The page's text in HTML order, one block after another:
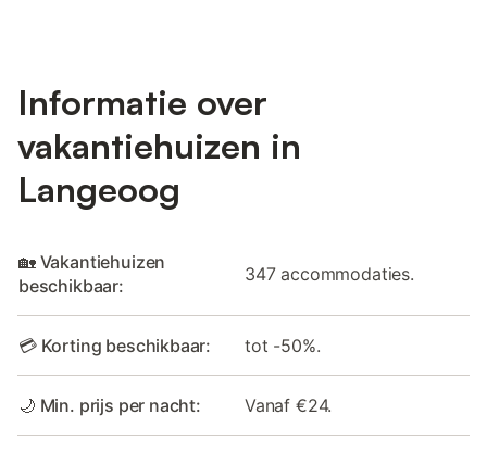
Informatie over
vakantiehuizen in
Langeoog
🏡 Vakantiehuizen
beschikbaar:
347 accommodaties.
💳 Korting beschikbaar: tot -50%.
🌙 Min. prijs per nacht: Vanaf €24.